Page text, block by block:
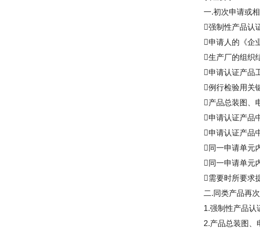
一.初次申请或相
强制性产品认
申请人的《企业
生产厂的组织结
申请认证产品工
例行检验用关键
产品总装图、
申请认证产品中
申请认证产品中
同一申请单元内
同一申请单元内
需要时所要求提
二.同类产品再次
1.强制性产品认
2.产品总装图、